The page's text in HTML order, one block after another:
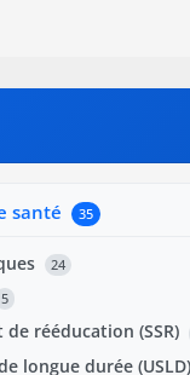
santé 35
24
5
rééducation (SSR)
longue durée (USLD)